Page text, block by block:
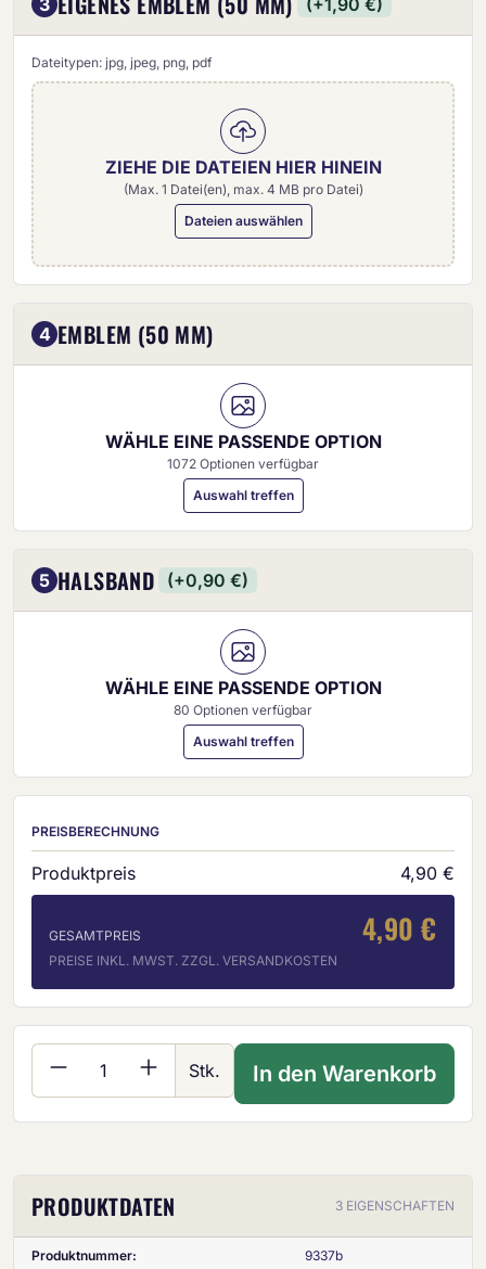
Dateitypen: jpg, jpeg, png, pdf
ZIEHE DIE DATEIEN HIER HINEIN
(Max. 1 Datei(en), max. 4 MB pro Datei)
Dateien auswählen
4 EMBLEM (50 MM)
WÄHLE EINE PASSENDE OPTION
1072 Optionen verfügbar
Auswahl treffen
5 HALSBAND (+0,90 €)
WÄHLE EINE PASSENDE OPTION
80 Optionen verfügbar
Auswahl treffen
PREISBERECHNUNG
Produktpreis 4,90 €
GESAMTPREIS 4,90 €
PREISE INKL. MWST. ZZGL. VERSANDKOSTEN
Produkt Anzahl: Gib den gewünschten
Stk. In den Warenkorb
PRODUKTDATEN 3 EIGENSCHAFTEN
Produktnummer: 9337b